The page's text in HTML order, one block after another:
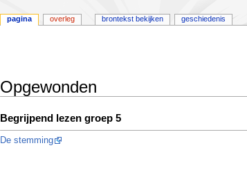
Opgewonden
Naar
navigatie
springen
Naar
zoeken
springen
Begrijpend lezen groep 5
De stemming
pagina overleg brontekst bekijken geschiedenis